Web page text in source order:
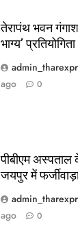
तेरापंथ भवन
भाग्य’
ago
0
पीबीएम अस्पताल
जयपुर में
ago
0